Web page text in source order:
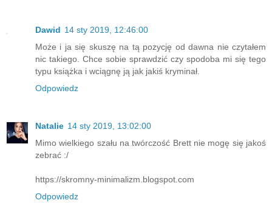
Dawid 14 sty 2019, 12:46:00
Może i ja się skuszę na tą pozycję od dawna nie czytałem
nic takiego. Chce sobie sprawdzić czy spodoba mi się tego
typu książka i wciągnę ją jak jakiś kryminał.
Odpowiedz
Natalie 14 sty 2019, 13:02:00
Mimo wielkiego szału na twórczość Brett nie mogę się jakoś
zebrać :/
https://skromny-minimalizm.blogspot.com
Odpowiedz